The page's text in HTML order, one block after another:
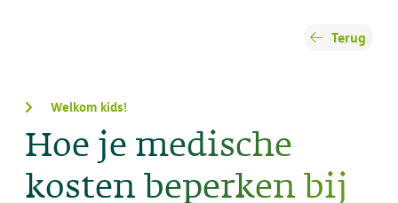
Welkom kids!
Hoe je medische
kosten beperken bij
Terug